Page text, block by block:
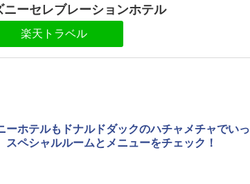
ニーセレブレーションホテル
楽天トラベル
ーホテルもドナルドダックのハチャメチャでいっ
ペシャルルームとメニューをチェック！